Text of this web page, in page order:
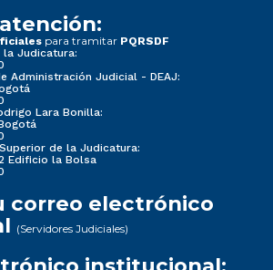
para tramitar PQRSDF
la Judicatura:
Administración Judicial - DEAJ:
Lara Bonilla:
de la Judicatura:
Edificio la Bolsa
correo electrónico
(Servidores Judiciales)